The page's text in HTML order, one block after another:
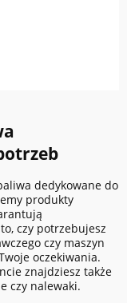
dedykowane do
produkty
czy potrzebujesz
czy maszyn
oczekiwania.
znajdziesz także
czy nalewaki.